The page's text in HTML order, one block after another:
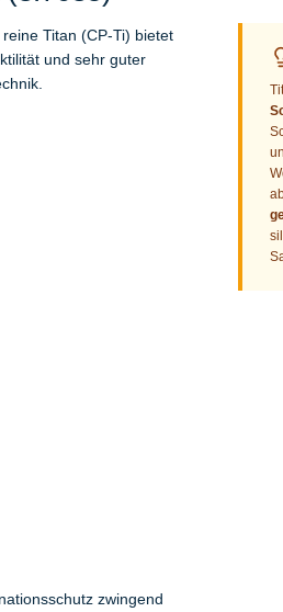
Titan (CP-Ti) bietet
und sehr guter
zwingend